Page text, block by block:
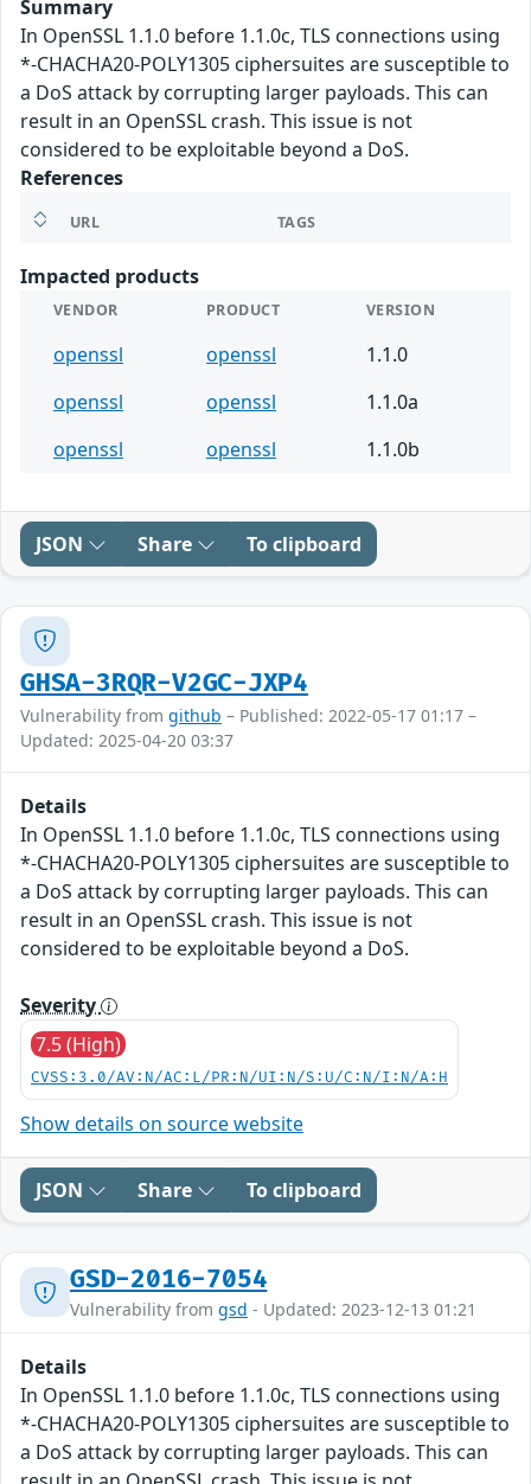
Summary
In OpenSSL 1.1.0 before 1.1.0c, TLS connections using
*-CHACHA20-POLY1305 ciphersuites are susceptible to
a DoS attack by corrupting larger payloads. This can
result in an OpenSSL crash. This issue is not
considered to be exploitable beyond a DoS.
References
URL TAGS
Impacted products
VENDOR PRODUCT VERSION
openssl openssl
1.1.0
openssl
openssl
1.1.0a
openssl
openssl 1.1.0b
JSON Share To clipboard
GHSA-3RQR-V2GC-JXP4
Vulnerability from github – Published: 2022-05-17 01:17 –
Updated: 2025-04-20 03:37
Details
In OpenSSL 1.1.0 before 1.1.0c, TLS connections using
*-CHACHA20-POLY1305 ciphersuites are susceptible to
a DoS attack by corrupting larger payloads. This can
result in an OpenSSL crash. This issue is not
considered to be exploitable beyond a DoS.
Severity
7.5 (High)
CVSS:3.0/AV:N/AC:L/PR:N/UI:N/S:U/C:N/I:N/A:H
Show details on source website
JSON Share To clipboard
GSD-2016-7054
Vulnerability from gsd - Updated: 2023-12-13 01:21
Details
In OpenSSL 1.1.0 before 1.1.0c, TLS connections using
*-CHACHA20-POLY1305 ciphersuites are susceptible to
a DoS attack by corrupting larger payloads. This can